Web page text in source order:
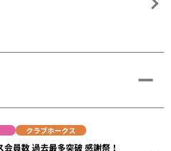
クラブホークス
会員数 過去最多突破 感謝祭！